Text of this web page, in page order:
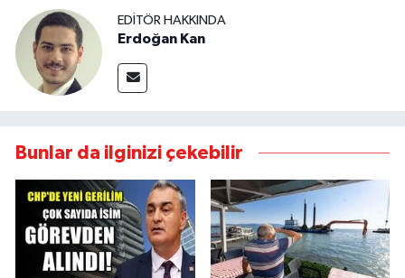
EDITÖR HAKKINDA
Erdoğan Kan
Bunlar da ilginizi çekebilir